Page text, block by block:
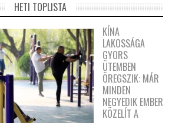
HETI TOPLISTA
KÍNA
LAKOSSÁGA
GYORS
ÜTEMBEN
ÖREGSZIK: MÁR
MINDEN
NEGYEDIK EMBER
KÖZELÍT A